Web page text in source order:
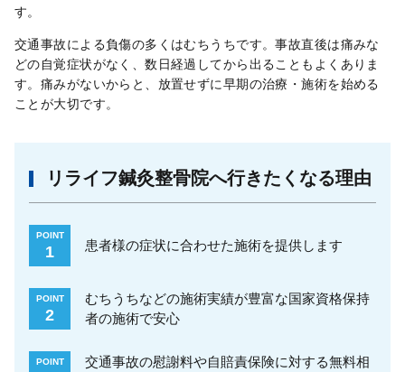
す。
交通事故による負傷の多くはむちうちです。事故直後は痛みな
どの自覚症状がなく、数日経過してから出ることもよくありま
す。痛みがないからと、放置せずに早期の治療・施術を始める
ことが大切です。
リライフ鍼灸整骨院へ行きたくなる理由
POINT
1 患者様の症状に合わせた施術を提供します
POINT
2
むちうちなどの施術実績が豊富な国家資格保持
者の施術で安心
POINT
交通事故の慰謝料や自賠責保険に対する無料相